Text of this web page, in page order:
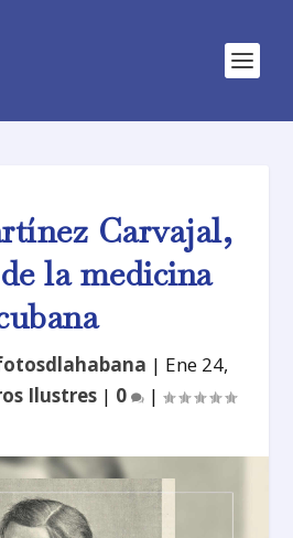
Carvajal,
la medicina
| Ene 24,
Ilustres| 0 |